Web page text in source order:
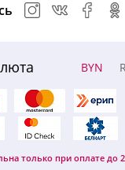
BYN
только при оплате до